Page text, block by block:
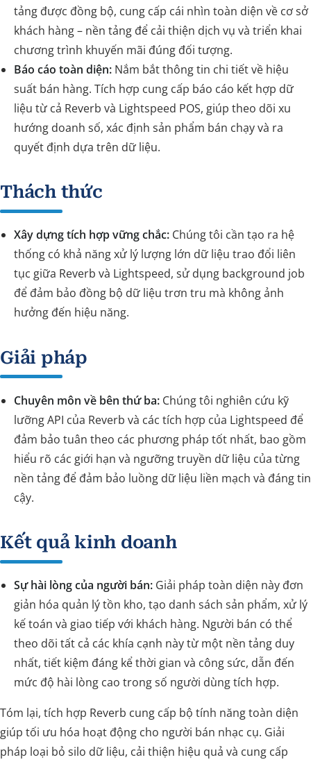
tảng được đồng bộ, cung cấp cái nhìn toàn diện về cơ sở
khách hàng – nền tảng để cải thiện dịch vụ và triển khai
chương trình khuyến mãi đúng đối tượng.
Báo cáo toàn diện: Nắm bắt thông tin chi tiết về hiệu
suất bán hàng. Tích hợp cung cấp báo cáo kết hợp dữ
liệu từ cả Reverb và Lightspeed POS, giúp theo dõi xu
hướng doanh số, xác định sản phẩm bán chạy và ra
quyết định dựa trên dữ liệu.
Thách thức
Xây dựng tích hợp vững chắc: Chúng tôi cần tạo ra hệ
thống có khả năng xử lý lượng lớn dữ liệu trao đổi liên
tục giữa Reverb và Lightspeed, sử dụng background job
để đảm bảo đồng bộ dữ liệu trơn tru mà không ảnh
hưởng đến hiệu năng.
Giải pháp
Chuyên môn về bên thứ ba: Chúng tôi nghiên cứu kỹ
lưỡng API của Reverb và các tích hợp của Lightspeed để
đảm bảo tuân theo các phương pháp tốt nhất, bao gồm
hiểu rõ các giới hạn và ngưỡng truyền dữ liệu của từng
nền tảng để đảm bảo luồng dữ liệu liền mạch và đáng tin
cậy.
Kết quả kinh doanh
Sự hài lòng của người bán: Giải pháp toàn diện này đơn
giản hóa quản lý tồn kho, tạo danh sách sản phẩm, xử lý
kế toán và giao tiếp với khách hàng. Người bán có thể
theo dõi tất cả các khía cạnh này từ một nền tảng duy
nhất, tiết kiệm đáng kể thời gian và công sức, dẫn đến
mức độ hài lòng cao trong số người dùng tích hợp.
Tóm lại, tích hợp Reverb cung cấp bộ tính năng toàn diện
giúp tối ưu hóa hoạt động cho người bán nhạc cụ. Giải
pháp loại bỏ silo dữ liệu, cải thiện hiệu quả và cung cấp